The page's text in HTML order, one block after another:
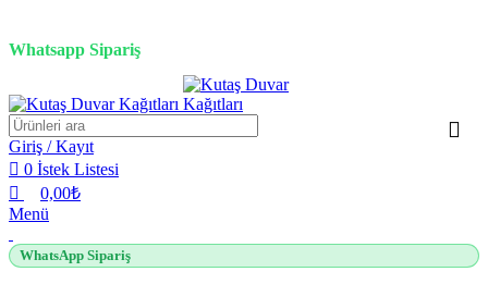
Whatsapp Sipariş
Giriş / Kayıt
0 İstek Listesi
0,00₺
Menü
WhatsApp Sipariş